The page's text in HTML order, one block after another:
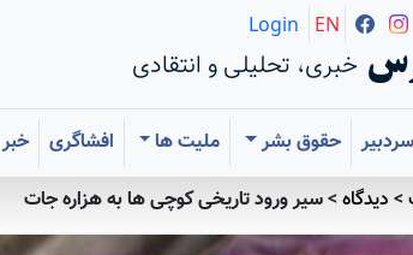
خبری، تحلیلی و انتقادی
Login EN
سردبیر حقوق بشر ملیت ها افشاگری خبر
> دیدگاه>سير ورود تاريخی كوچی ها به هزاره جات